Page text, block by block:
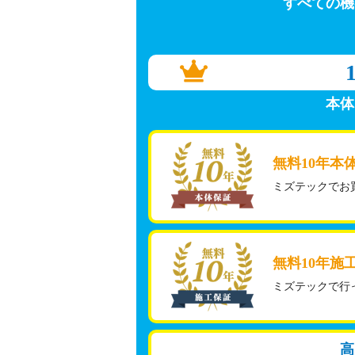
本
無料10年本
ミズテックで
無料10年施
ミズテックで